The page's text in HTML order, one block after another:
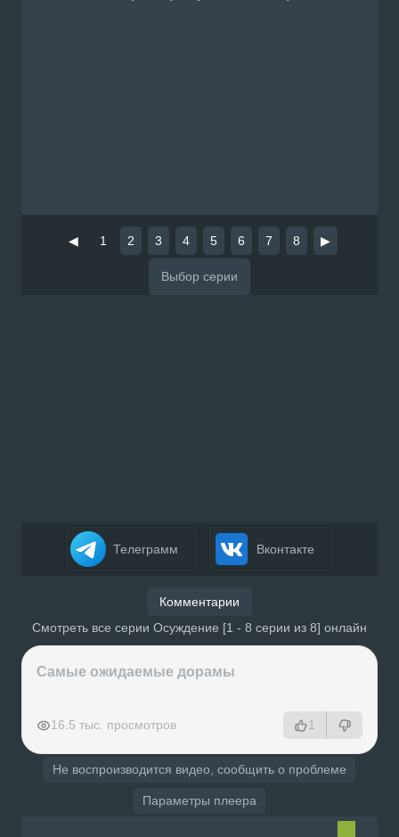
◀ 1 2 3 4 5 6 7 8 ▶
Телеграмм Вконтакте
Комментарии
Смотреть все серии Осуждение [1 - 8 серии из 8] онлайн
Самые ожидаемые дорамы
16.5 тыс. просмотров 1
Не воспроизводится видео, сообщить о проблеме
Параметры плеера